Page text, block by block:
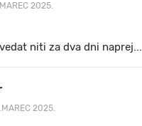
2025.
niti za dva dni naprej...
2025.